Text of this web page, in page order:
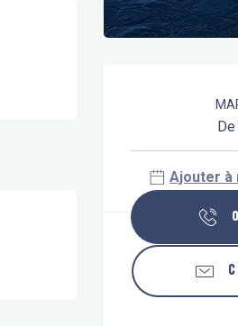
Ouverture
Ajouter à